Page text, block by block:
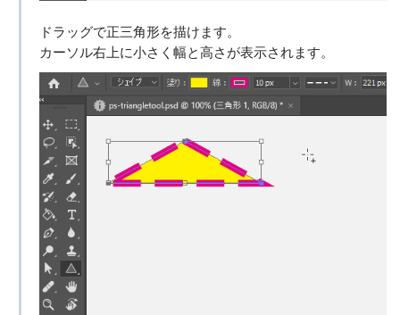
ドラッグで正三角形を描けます。
カーソル右上に小さく幅と高さが表示されます。